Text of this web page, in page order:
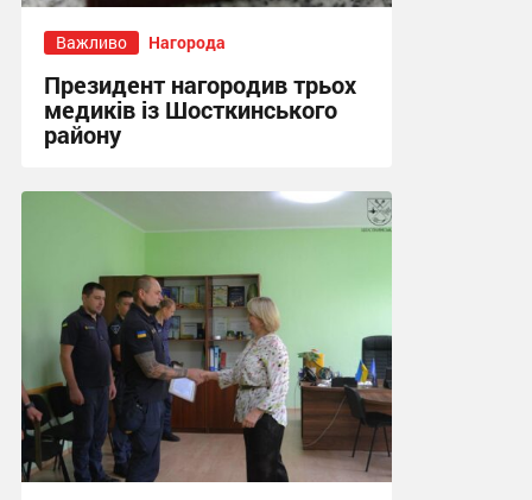
Важливо Нагорода
Президент нагородив трьох
медиків із Шосткинського
району
15:43, 27.07.2026